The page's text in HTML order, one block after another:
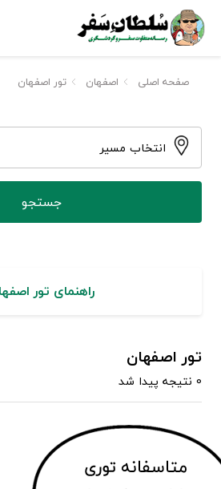
صفحه اصلی اصفهان تور اصفهان
انتخاب مسیر
راهنمای تور اصفهان
تور اصفهان